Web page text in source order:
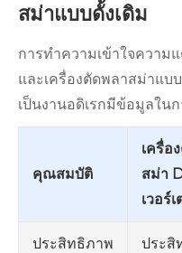
สม่าแบบดั้งเดิม
การทำความเข้าใจความ
และเครื่องตัดพลาสม่าแบ
เป็นงานอดิเรกมีข้อมูลใน
คุณสมบัติ
เครื่อ
สม่า
เวอร์
ประสิทธิภาพ
ประสิ